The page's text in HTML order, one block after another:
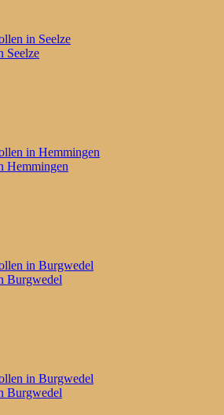
in Seelze
Seelze
in Hemmingen
Hemmingen
in Burgwedel
Burgwedel
in Burgwedel
Burgwedel